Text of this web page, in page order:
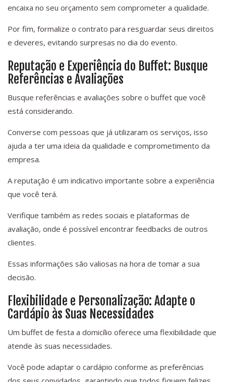
encaixa no seu orçamento sem comprometer a qualidade.
Por fim, formalize o contrato para resguardar seus direitos
e deveres, evitando surpresas no dia do evento.
Reputação e Experiência do Buffet: Busque
Referências e Avaliações
Busque referências e avaliações sobre o buffet que você
está considerando.
Converse com pessoas que já utilizaram os serviços, isso
ajuda a ter uma ideia da qualidade e comprometimento da
empresa.
A reputação é um indicativo importante sobre a experiência
que você terá.
Verifique também as redes sociais e plataformas de
avaliação, onde é possível encontrar feedbacks de outros
clientes.
Essas informações são valiosas na hora de tomar a sua
decisão.
Flexibilidade e Personalização: Adapte o
Cardápio às Suas Necessidades
Um buffet de festa a domicílio oferece uma flexibilidade que
atende às suas necessidades.
Você pode adaptar o cardápio conforme as preferências